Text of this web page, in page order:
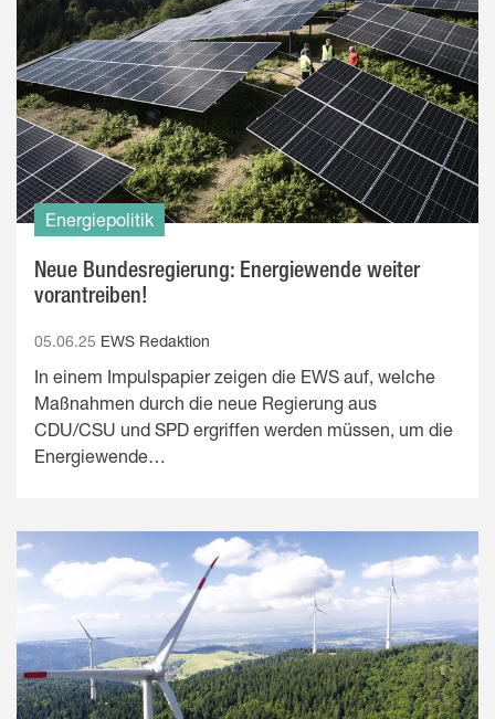
Energiepolitik
Neue Bundesregierung: Energiewende weiter
vorantreiben!
05.06.25 EWS Redaktion
In einem Impulspapier zeigen die EWS auf, welche
Maßnahmen durch die neue Regierung aus
CDU/CSU und SPD ergriffen werden müssen, um die
Energiewende…